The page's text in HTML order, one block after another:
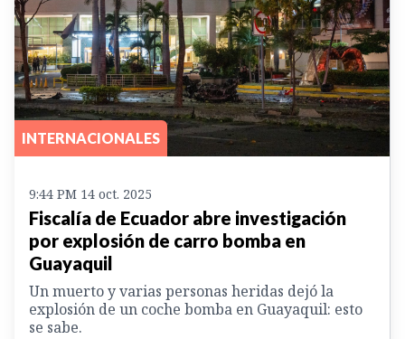
INTERNACIONALES
9:44 PM 14 oct. 2025
Fiscalía de Ecuador abre investigación
por explosión de carro bomba en
Guayaquil
Un muerto y varias personas heridas dejó la
explosión de un coche bomba en Guayaquil: esto
se sabe.